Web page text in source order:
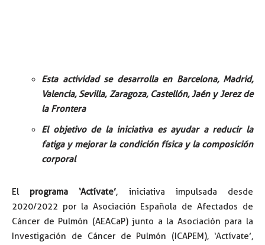
Esta actividad se desarrolla en Barcelona, Madrid,
Valencia, Sevilla, Zaragoza, Castellón, Jaén y Jerez de
la Frontera
El objetivo de la iniciativa es ayudar a reducir la
fatiga y mejorar la condición física y la composición
corporal
El programa ‘Actívate’, iniciativa impulsada desde
2020/2022 por la Asociación Española de Afectados de
Cáncer de Pulmón (AEACaP) junto a la Asociación para la
Investigación de Cáncer de Pulmón (ICAPEM), ‘Actívate’,